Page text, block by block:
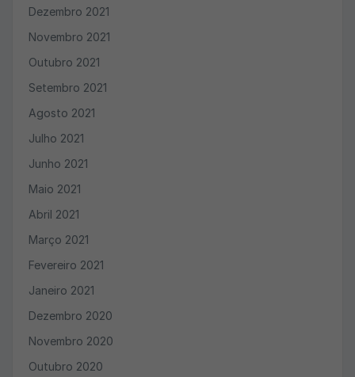
Dezembro 2021
Novembro 2021
Outubro 2021
Setembro 2021
Agosto 2021
Julho 2021
Junho 2021
Maio 2021
Abril 2021
Março 2021
Fevereiro 2021
Janeiro 2021
Dezembro 2020
Novembro 2020
Outubro 2020